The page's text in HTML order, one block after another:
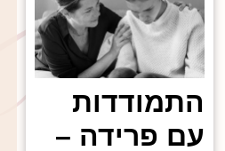
התמודדות
עם פרידה –